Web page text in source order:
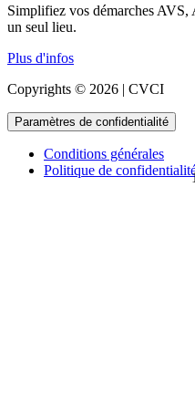
Simplifiez vos démarches
un seul lieu.
Plus d'infos
Copyrights © 2026 | CVCI
Paramètres de confidentialité
Conditions générales
Politique de